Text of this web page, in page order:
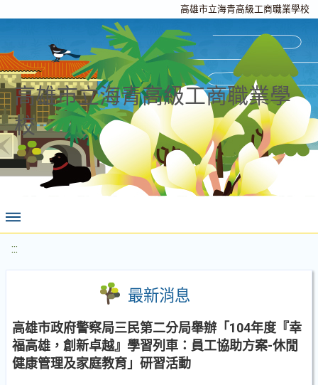
高雄市立海青高級工商職業學校
高雄市立海青高級工商職業學
校
:::
最新消息
高雄市政府警察局三民第二分局舉辦「104年度『幸
福高雄，創新卓越』學習列車：員工協助方案-休閒
健康管理及家庭教育」研習活動